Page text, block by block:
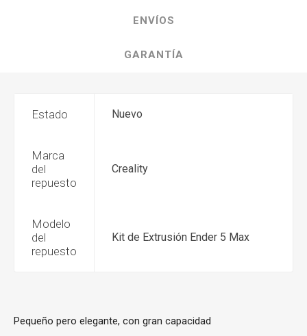
ENVÍOS
GARANTÍA
Estado Nuevo
Marca
del
repuesto
Creality
Modelo
del
repuesto
Kit de Extrusión Ender 5 Max
Pequeño pero elegante, con gran capacidad